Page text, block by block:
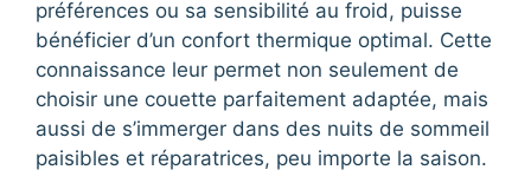
préférences ou sa sensibilité au froid, puisse
bénéficier d’un confort thermique optimal. Cette
connaissance leur permet non seulement de
choisir une couette parfaitement adaptée, mais
aussi de s’immerger dans des nuits de sommeil
paisibles et réparatrices, peu importe la saison.